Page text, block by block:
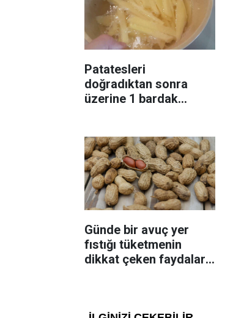
Patatesleri
doğradıktan sonra
üzerine 1 bardak
Günde bir avuç yer
fıstığı tüketmenin
dikkat çeken faydaları: